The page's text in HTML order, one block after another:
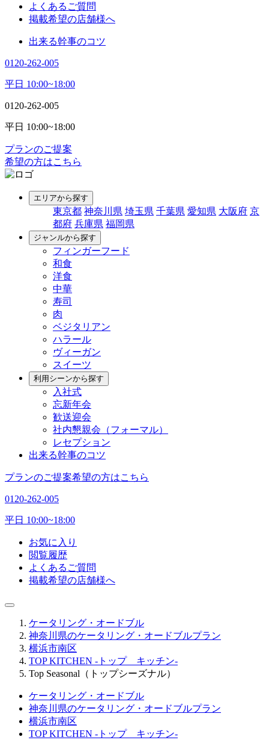
よくあるご質問
掲載希望の店舗様へ
出来る幹事のコツ
0120-262-005
平日 10:00~18:00
0120-262-005
平日 10:00~18:00
プランのご提案
希望の方はこちら
エリアから探す
東京都 神奈川県 埼玉県 千葉県 愛知県 大阪府 京
都府 兵庫県 福岡県
ジャンルから探す
フィンガーフード
和食
洋食
中華
寿司
肉
ベジタリアン
ハラール
ヴィーガン
スイーツ
利用シーンから探す
入社式
忘新年会
歓送迎会
社内懇親会（フォーマル）
レセプション
出来る幹事のコツ
プランのご提案希望の方はこちら
0120-262-005
平日 10:00~18:00
お気に入り
閲覧履歴
よくあるご質問
掲載希望の店舗様へ
ケータリング・オードブル
神奈川県のケータリング・オードブルプラン
横浜市南区
TOP KITCHEN -トップ キッチン-
Top Seasonal（トップシーズナル）
ケータリング・オードブル
神奈川県のケータリング・オードブルプラン
横浜市南区
TOP KITCHEN -トップ キッチン-